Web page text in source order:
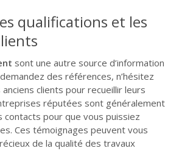
qualifications et les
sont une autre source d’information
des références, n’hésitez
clients pour recueillir leurs
réputées sont généralement
pour que vous puissiez
Ces témoignages peuvent vous
de la qualité des travaux